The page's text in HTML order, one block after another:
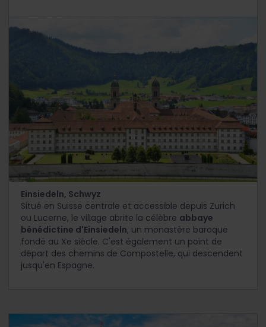
Einsiedeln, Schwyz
Situé en Suisse centrale et accessible depuis Zurich
ou Lucerne, le village abrite la célèbre abbaye
bénédictine d'Einsiedeln, un monastère baroque
fondé au Xe siècle. C'est également un point de
départ des chemins de Compostelle, qui descendent
jusqu'en Espagne.